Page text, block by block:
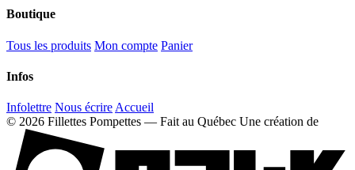
Boutique
Tous les produits Mon compte Panier
Infos
Infolettre Nous écrire Accueil
© 2026 Fillettes Pompettes — Fait au Québec Une création de